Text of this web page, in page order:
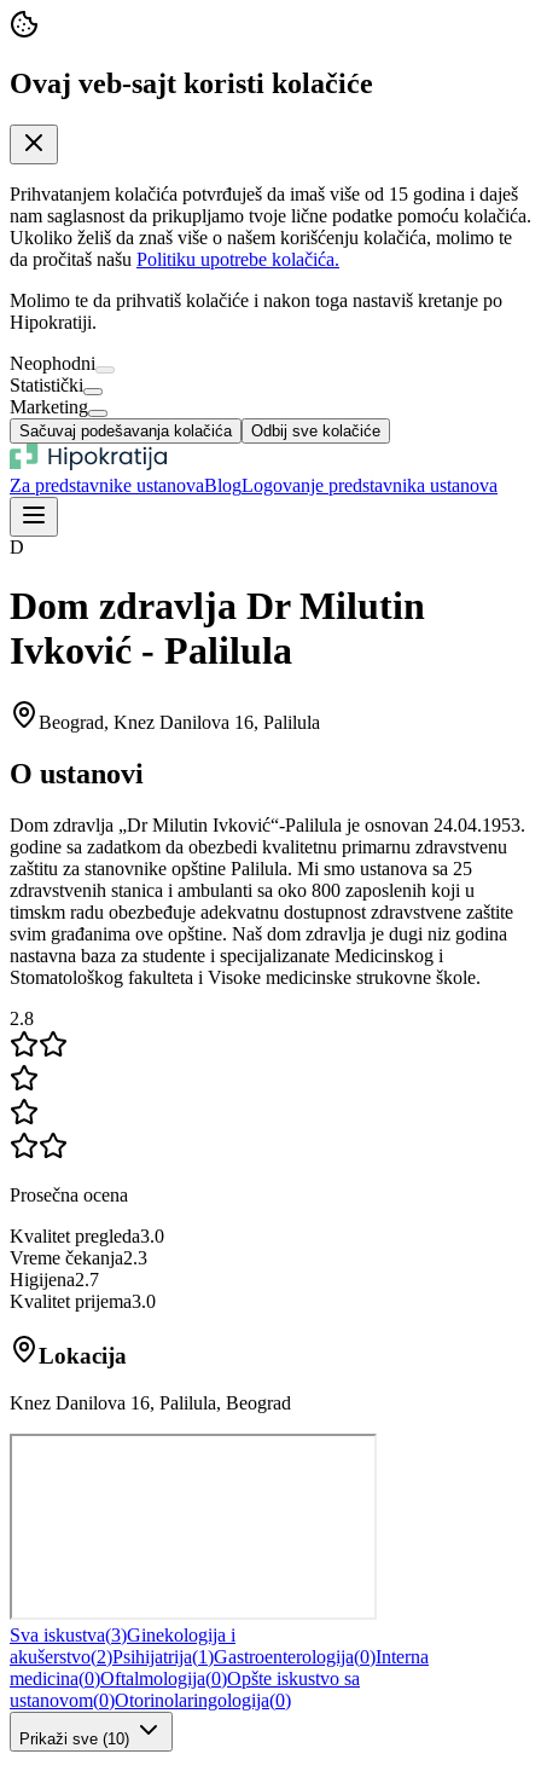
Ovaj veb-sajt koristi kolačiće
Prihvatanjem kolačića potvrđuješ da imaš više od 15 godina i daješ
nam saglasnost da prikupljamo tvoje lične podatke pomoću kolačića.
Ukoliko želiš da znaš više o našem korišćenju kolačića, molimo te
da pročitaš našu Politiku upotrebe kolačića.
Molimo te da prihvatiš kolačiće i nakon toga nastaviš kretanje po
Hipokratiji.
Neophodni
Statistički
Marketing
Sačuvaj podešavanja kolačića Odbij sve kolačiće
Za predstavnike ustanovaBlogLogovanje predstavnika ustanova
D
Dom zdravlja Dr Milutin
Ivković - Palilula
Beograd, Knez Danilova 16, Palilula
O ustanovi
Dom zdravlja „Dr Milutin Ivković“-Palilula je osnovan 24.04.1953.
godine sa zadatkom da obezbedi kvalitetnu primarnu zdravstvenu
zaštitu za stanovnike opštine Palilula. Mi smo ustanova sa 25
zdravstvenih stanica i ambulanti sa oko 800 zaposlenih koji u
timskm radu obezbeđuje adekvatnu dostupnost zdravstvene zaštite
svim građanima ove opštine. Naš dom zdravlja je dugi niz godina
nastavna baza za studente i specijalizanate Medicinskog i
Stomatološkog fakulteta i Visoke medicinske strukovne škole.
2.8
Prosečna ocena
Kvalitet pregleda3.0
Vreme čekanja2.3
Higijena2.7
Kvalitet prijema3.0
Lokacija
Knez Danilova 16, Palilula, Beograd
Sva iskustva(3)Ginekologija i
akušerstvo(2)Psihijatrija(1)Gastroenterologija(0)Interna
medicina(0)Oftalmologija(0)Opšte iskustvo sa
ustanovom(0)Otorinolaringologija(0)
Prikaži sve (10)